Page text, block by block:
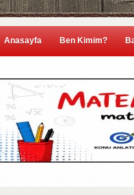
Anasayfa Ben Kimim?